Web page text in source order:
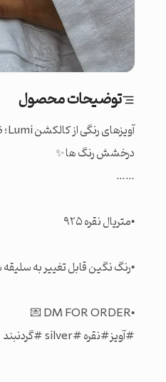
توضیحات محصول
#آویز#نقره #silver #گردنبند